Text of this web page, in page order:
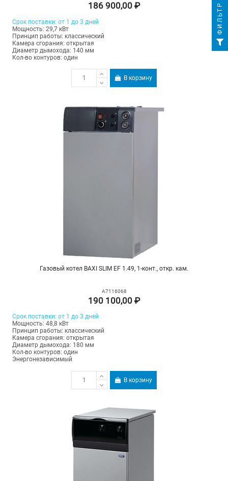
186 900,00 ₽
Срок поставки: от 1 до 3 дней
Мощность: 29,7 кВт
Принцип работы: классический
Камера сгорания: открытая
Диаметр дымохода: 140 мм
Кол-во контуров: один
В корзину
Газовый котел BAXI SLIM EF 1.49, 1-конт., откр. кам.
A7116068
190 100,00 ₽
Срок поставки: от 1 до 3 дней
Мощность: 48,8 кВт
Принцип работы: классический
Камера сгорания: открытая
Диаметр дымохода: 180 мм
Кол-во контуров: один
Энергонезависимый
В корзину
ФИЛЬТР